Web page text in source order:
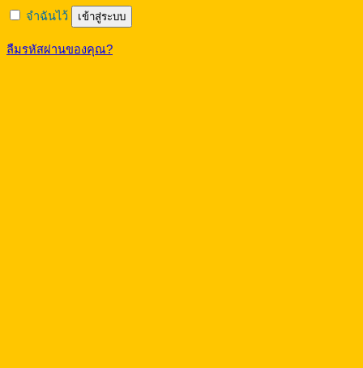
จำฉันไว้ เข้าสู่ระบบ
ลืมรหัสผ่านของคุณ?